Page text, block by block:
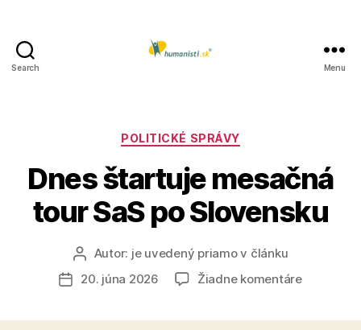
Search Menu
Kategórie
POLITICKÉ SPRÁVY
Dnes štartuje mesačná
tour SaS po Slovensku
Autor
článku
Autor: je uvedený priamo v článku
Dátum
20. júna 2026 Žiadne komentárena